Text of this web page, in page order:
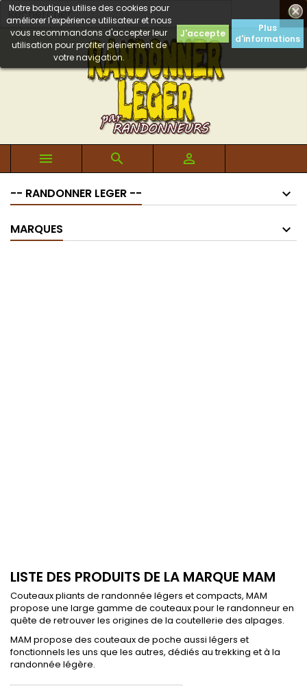

Notre boutique utilise des cookies pour
améliorer l'expérience utilisateur et nous
vous recommandons d'accepter leur
utilisation pour profiter pleinement de
votre navigation.
J'accepte
Plus
d'informations
  
-- RANDONNER LEGER --
MARQUES
LISTE DES PRODUITS DE LA MARQUE MAM
Couteaux pliants de randonnée légers et compacts, MAM
propose une large gamme de couteaux pour le randonneur en
quête de retrouver les origines de la coutellerie des alpages.
MAM propose des couteaux de poche aussi légers et
fonctionnels les uns que les autres, dédiés au trekking et à la
randonnée légère.